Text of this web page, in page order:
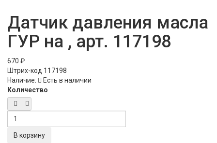
Датчик давления масла
ГУР на , арт. 117198
670 ₽
Штрих-код 117198
Наличие:
Есть в наличии
Количество